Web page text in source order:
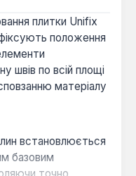
плитки Unifix
фіксують положення
швів по всій площі
матеріалу
встановлюється
базовим